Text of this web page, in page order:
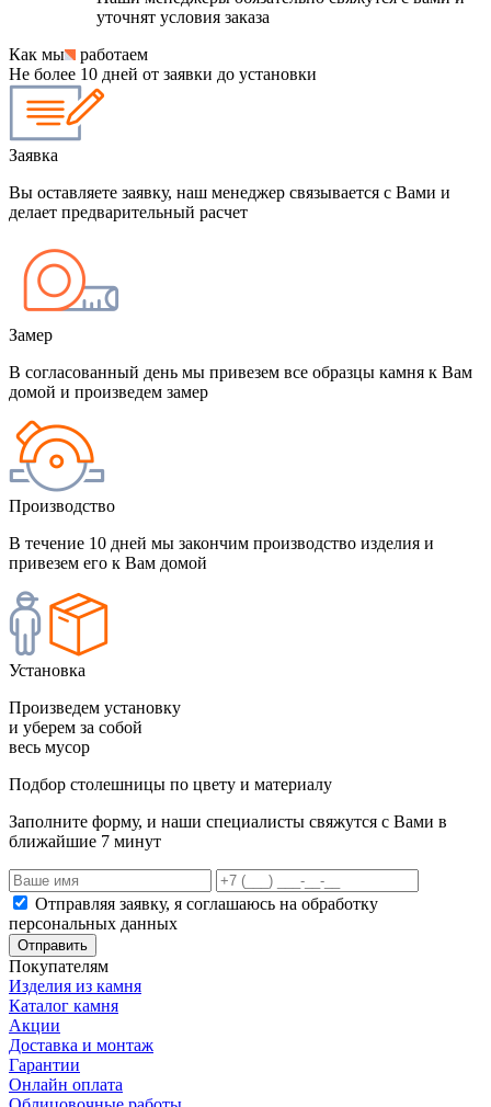
уточнят условия заказа
Как мы
работаем
Не более 10 дней от заявки до установки
Заявка
Вы оставляете заявку, наш менеджер связывается с Вами и
делает предварительный расчет
Замер
В согласованный день мы привезем все образцы камня к Вам
домой и произведем замер
Производство
В течение 10 дней мы закончим производство изделия и
привезем его к Вам домой
Установка
Произведем установку
и уберем за собой
весь мусор
Подбор столешницы по цвету и материалу
Заполните форму, и наши специалисты свяжутся с Вами в
ближайшие 7 минут
Отправляя заявку, я соглашаюсь на обработку
персональных данных
Отправить
Покупателям
Изделия из камня
Каталог камня
Акции
Доставка и монтаж
Гарантии
Онлайн оплата